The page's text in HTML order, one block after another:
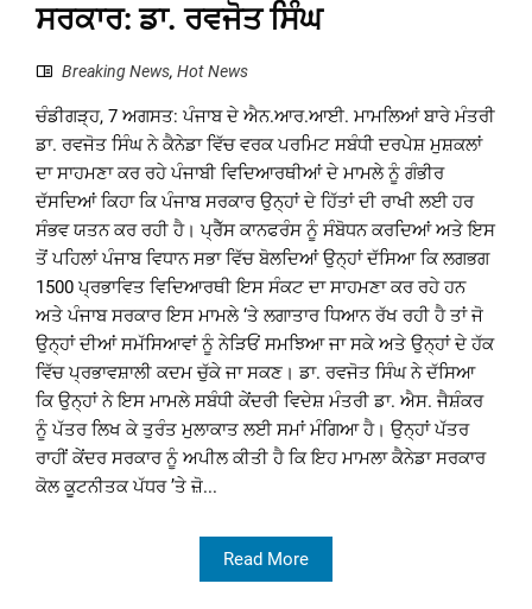
ਸਰਕਾਰ: ਡਾ. ਰਵਜੋਤ ਸਿੰਘ
Breaking News, Hot News
ਚੰਡੀਗੜ੍ਹ, 7 ਅਗਸਤ: ਪੰਜਾਬ ਦੇ ਐਨ.ਆਰ.ਆਈ. ਮਾਮਲਿਆਂ ਬਾਰੇ ਮੰਤਰੀ
ਡਾ. ਰਵਜੋਤ ਸਿੰਘ ਨੇ ਕੈਨੇਡਾ ਵਿੱਚ ਵਰਕ ਪਰਮਿਟ ਸਬੰਧੀ ਦਰਪੇਸ਼ ਮੁਸ਼ਕਲਾਂ
ਦਾ ਸਾਹਮਣਾ ਕਰ ਰਹੇ ਪੰਜਾਬੀ ਵਿਦਿਆਰਥੀਆਂ ਦੇ ਮਾਮਲੇ ਨੂੰ ਗੰਭੀਰ
ਦੱਸਦਿਆਂ ਕਿਹਾ ਕਿ ਪੰਜਾਬ ਸਰਕਾਰ ਉਨ੍ਹਾਂ ਦੇ ਹਿੱਤਾਂ ਦੀ ਰਾਖੀ ਲਈ ਹਰ
ਸੰਭਵ ਯਤਨ ਕਰ ਰਹੀ ਹੈ। ਪ੍ਰੈੱਸ ਕਾਨਫਰੰਸ ਨੂੰ ਸੰਬੋਧਨ ਕਰਦਿਆਂ ਅਤੇ ਇਸ
ਤੋਂ ਪਹਿਲਾਂ ਪੰਜਾਬ ਵਿਧਾਨ ਸਭਾ ਵਿੱਚ ਬੋਲਦਿਆਂ ਉਨ੍ਹਾਂ ਦੱਸਿਆ ਕਿ ਲਗਭਗ
1500 ਪ੍ਰਭਾਵਿਤ ਵਿਦਿਆਰਥੀ ਇਸ ਸੰਕਟ ਦਾ ਸਾਹਮਣਾ ਕਰ ਰਹੇ ਹਨ
ਅਤੇ ਪੰਜਾਬ ਸਰਕਾਰ ਇਸ ਮਾਮਲੇ ‘ਤੇ ਲਗਾਤਾਰ ਧਿਆਨ ਰੱਖ ਰਹੀ ਹੈ ਤਾਂ ਜੋ
ਉਨ੍ਹਾਂ ਦੀਆਂ ਸਮੱਸਿਆਵਾਂ ਨੂੰ ਨੇੜਿਓਂ ਸਮਝਿਆ ਜਾ ਸਕੇ ਅਤੇ ਉਨ੍ਹਾਂ ਦੇ ਹੱਕ
ਵਿੱਚ ਪ੍ਰਭਾਵਸ਼ਾਲੀ ਕਦਮ ਚੁੱਕੇ ਜਾ ਸਕਣ। ਡਾ. ਰਵਜੋਤ ਸਿੰਘ ਨੇ ਦੱਸਿਆ
ਕਿ ਉਨ੍ਹਾਂ ਨੇ ਇਸ ਮਾਮਲੇ ਸਬੰਧੀ ਕੇਂਦਰੀ ਵਿਦੇਸ਼ ਮੰਤਰੀ ਡਾ. ਐਸ. ਜੈਸ਼ੰਕਰ
ਨੂੰ ਪੱਤਰ ਲਿਖ ਕੇ ਤੁਰੰਤ ਮੁਲਾਕਾਤ ਲਈ ਸਮਾਂ ਮੰਗਿਆ ਹੈ। ਉਨ੍ਹਾਂ ਪੱਤਰ
ਰਾਹੀਂ ਕੇਂਦਰ ਸਰਕਾਰ ਨੂੰ ਅਪੀਲ ਕੀਤੀ ਹੈ ਕਿ ਇਹ ਮਾਮਲਾ ਕੈਨੇਡਾ ਸਰਕਾਰ
ਕੋਲ ਕੂਟਨੀਤਕ ਪੱਧਰ ’ਤੇ ਜ਼ੋ...
Read More